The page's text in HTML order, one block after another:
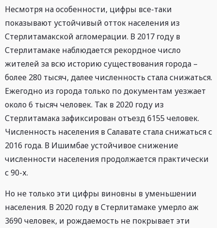
Несмотря на особенности, цифры все-таки
показывают устойчивый отток населения из
Стерлитамакской агломерации. В 2017 году в
Стерлитамаке наблюдается рекордное число
жителей за всю историю существования города –
более 280 тысяч, далее численность стала снижаться.
Ежегодно из города только по документам уезжает
около 6 тысяч человек. Так в 2020 году из
Стерлитамака зафиксирован отъезд 6155 человек.
Численность населения в Салавате стала снижаться с
2016 года. В Ишимбае устойчивое снижение
численности населения продолжается практически
с 90-х.
Но не только эти цифры виновны в уменьшении
населения. В 2020 году в Стерлитамаке умерло аж
3690 человек, и рождаемость не покрывает эти